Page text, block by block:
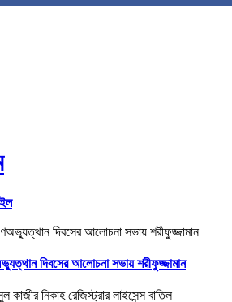
দিবসের আলোচনা সভায় শরীফুজ্জামান